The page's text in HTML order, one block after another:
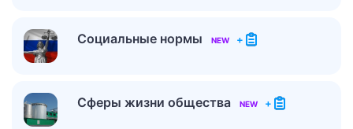
Социальные нормы NEW +
Сферы жизни общества NEW +